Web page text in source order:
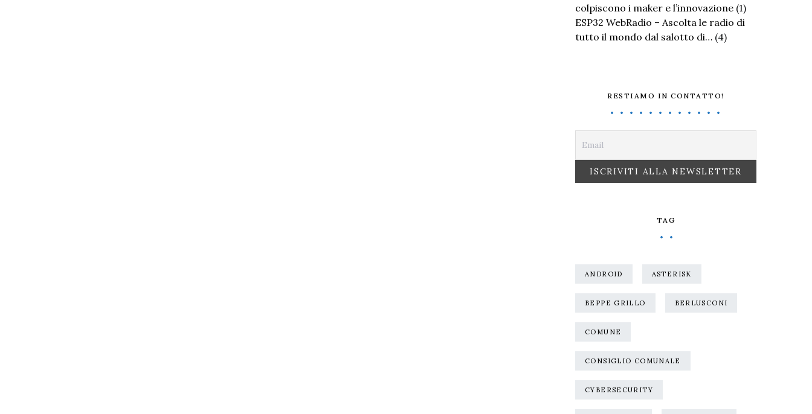
colpiscono i maker e l’innovazione (1)
ESP32 WebRadio – Ascolta le radio di
tutto il mondo dal salotto di… (4)
RESTIAMO IN CONTATTO!
TAG
ANDROID ASTERISK
BEPPE GRILLO BERLUSCONI
COMUNE
CONSIGLIO COMUNALE
CYBERSECURITY